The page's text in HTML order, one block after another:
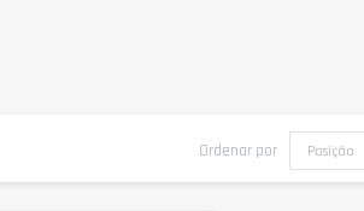
Ordenar por